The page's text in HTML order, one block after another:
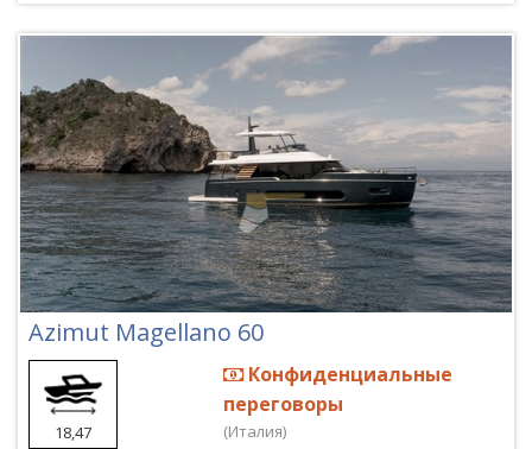
Azimut Magellano 60
18,47
Конфиденциальные
переговоры
(Италия)